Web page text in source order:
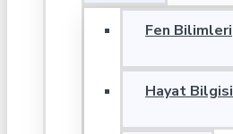
Fen Bilimleri
Hayat Bilgisi